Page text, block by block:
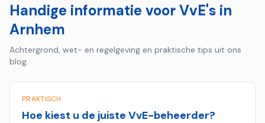
Handige informatie voor VvE's in
Arnhem
Achtergrond, wet- en regelgeving en praktische tips uit ons
blog.
PRAKTISCH
Hoe kiest u de juiste VvE-beheerder?